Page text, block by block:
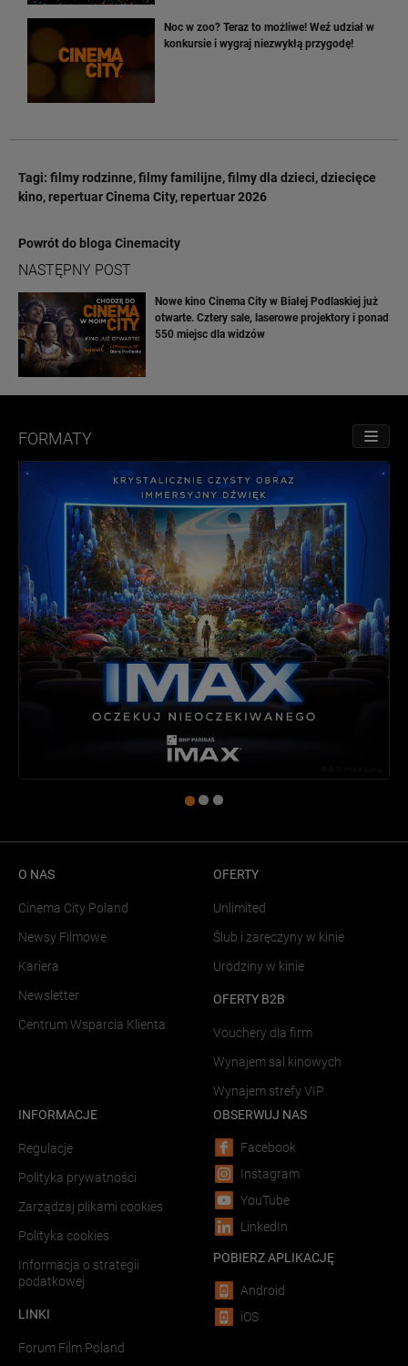
Noc w zoo? Teraz to możliwe! Weź udział w
konkursie i wygraj niezwykłą przygodę!
Tagi: filmy rodzinne,filmy familijne,filmy dla dzieci,dziecięce
kino,repertuar Cinema City,repertuar 2026
Powrót do bloga Cinemacity
NASTĘPNY POST
Nowe kino Cinema City w Białej Podlaskiej już
otwarte. Cztery sale, laserowe projektory i ponad
550 miejsc dla widzów
FORMATY
O NAS
Cinema City Poland
Newsy Filmowe
Kariera
Newsletter
Centrum Wsparcia Klienta
OFERTY
Unlimited
Ślub i zaręczyny w kinie
Urodziny w kinie
OFERTY B2B
Vouchery dla firm
Wynajem sal kinowych
Wynajem strefy VIP
INFORMACJE
Regulacje
Polityka prywatności
Zarządzaj plikami cookies
Polityka cookies
Informacja o strategii
podatkowej
LINKI
Forum Film Poland
OBSERWUJ NAS
Facebook
Instagram
YouTube
LinkedIn
POBIERZ APLIKACJĘ
Android
iOS